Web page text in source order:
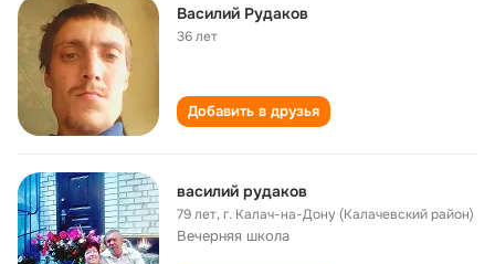
Василий Рудаков
36 лет
Добавить в друзья
василий рудаков
79 лет,г. Калач-на-Дону (Калачевский район)
Вечерняя школа